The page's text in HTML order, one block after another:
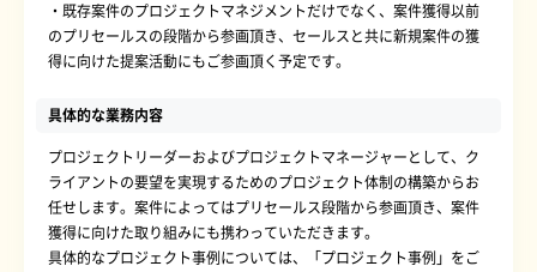
・既存案件のプロジェクトマネジメントだけでなく、案件獲得以前
のプリセールスの段階から参画頂き、セールスと共に新規案件の獲
得に向けた提案活動にもご参画頂く予定です。
具体的な業務内容
プロジェクトリーダーおよびプロジェクトマネージャーとして、ク
ライアントの要望を実現するためのプロジェクト体制の構築からお
任せします。案件によってはプリセールス段階から参画頂き、案件
獲得に向けた取り組みにも携わっていただきます。
具体的なプロジェクト事例については、「プロジェクト事例」をご